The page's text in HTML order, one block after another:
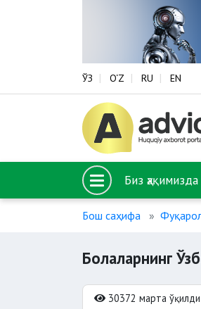
ЎЗ O‘Z RU EN
Биз ҳақимизда
Бош саҳифа
Болаларнинг
30372 марта ўқилди